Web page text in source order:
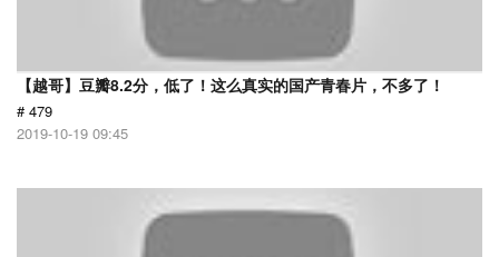
【越哥】豆瓣8.2分，低了！这么真实的国产青春片，不多了！
# 479
2019-10-19 09:45